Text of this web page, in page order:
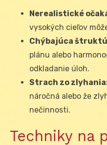
Nerealistické
vysokých cieľov
Chýbajúca
plánu alebo
odkladanie úloh.
Strach zo
náročná alebo že
nečinnosti.
Techniky na